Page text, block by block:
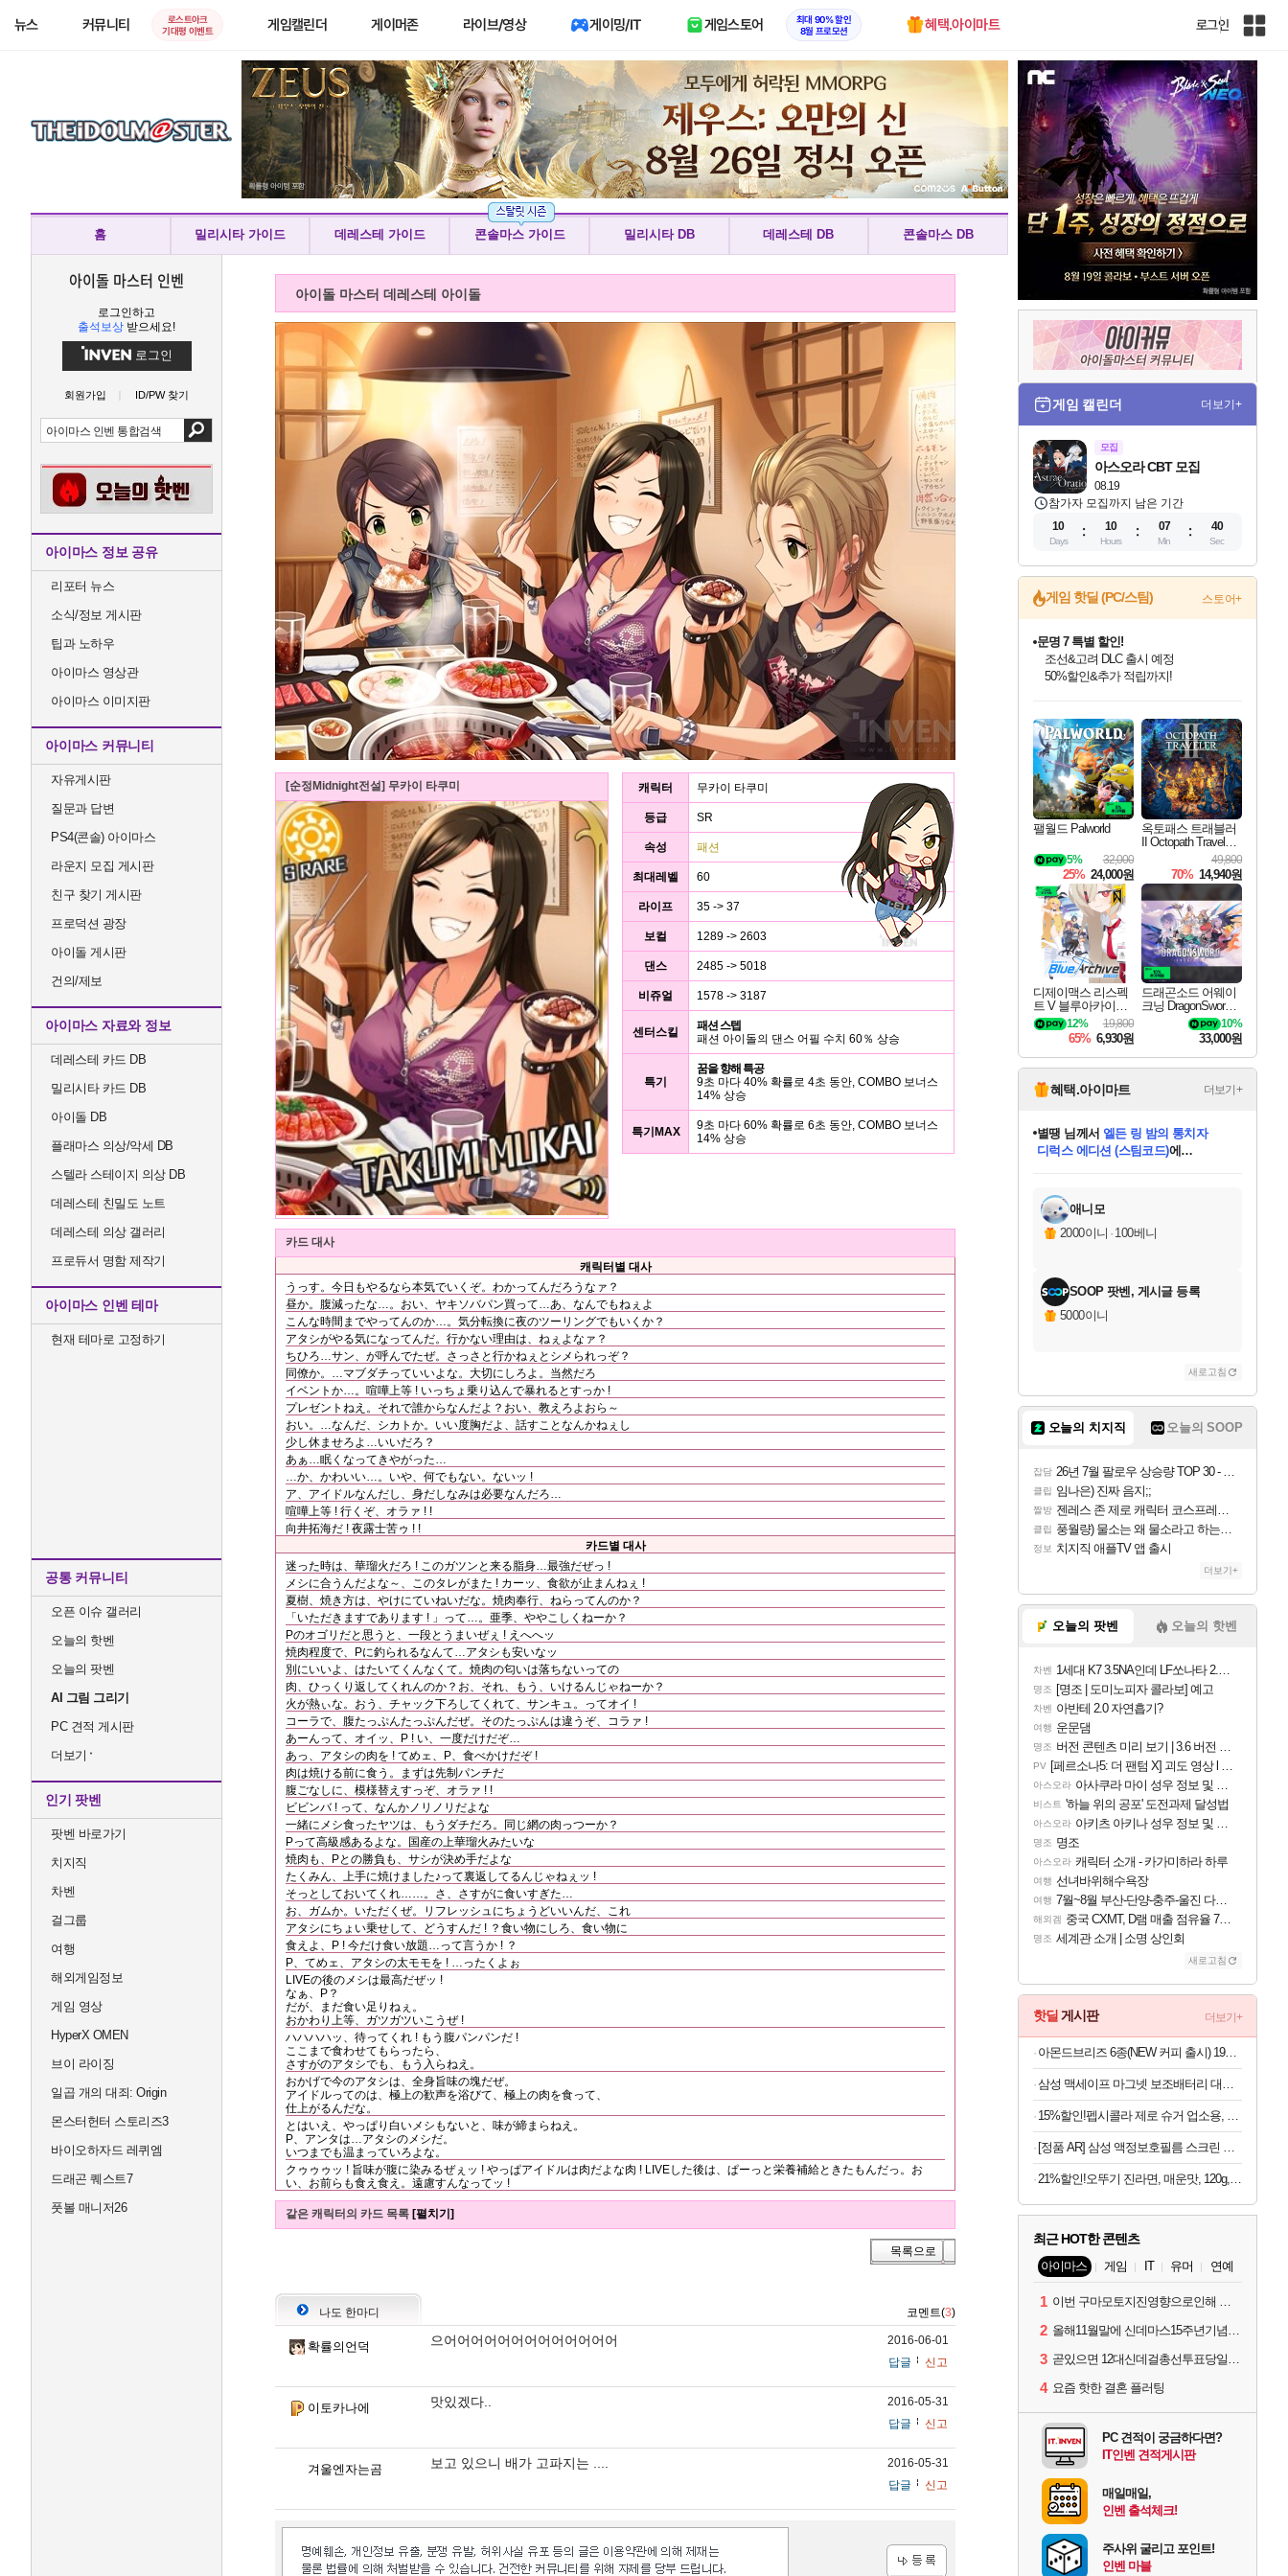
뉴스 커뮤니티
로스트아크
기대평 이벤트
게임캘린더 게이머존 라이브/영상 게이밍/IT 게임스토어
최대 90% 할인
8월 프로모션
혜택.아이마트 로그인
인
전
체
사
홈 밀리시타 가이드 데레스테 가이드 콘솔마스 가이드 밀리시타 DB 데레스테 DB 콘솔마스 DB
아이돌 마스터 인벤
로그인하고
출석보상 받으세요!
로그인
회원가입 ID/PW 찾기
아이마스 정보 공유
리포터 뉴스
소식/정보 게시판
팁과 노하우
아이마스 영상관
아이마스 이미지판
아이마스 커뮤니티
자유게시판
질문과 답변
PS4(콘솔) 아이마스
라운지 모집 게시판
친구 찾기 게시판
프로덕션 광장
아이돌 게시판
건의/제보
아이마스 자료와 정보
데레스테 카드 DB
밀리시타 카드 DB
아이돌 DB
플래마스 의상/악세 DB
스텔라 스테이지 의상 DB
데레스테 친밀도 노트
데레스테 의상 갤러리
프로듀서 명함 제작기
아이마스 인벤 테마
현재 테마로 고정하기
공통 커뮤니티
오픈 이슈 갤러리
오늘의 핫벤
오늘의 팟벤
AI 그림 그리기
PC 견적 게시판
더보기
인기 팟벤
팟벤 바로가기
치지직
차벤
걸그룹
여행
해외게임정보
게임 영상
HyperX OMEN
브이 라이징
일곱 개의 대죄: Origin
몬스터헌터 스토리즈3
바이오하자드 레퀴엠
드래곤 퀘스트7
풋볼 매니저26
아이돌 마스터 데레스테 아이돌
[순정Midnight전설] 무카이 타쿠미 캐릭터 무카이 타쿠미
등급 SR
속성 패션
최대레벨 60
라이프 35 -> 37
보컬 1289 -> 2603
댄스 2485 -> 5018
비쥬얼 1578 -> 3187
센터스킬
패션 스텝
패션 아이돌의 댄스 어필 수치 60％ 상승
특기
꿈을 향해 특공
9초 마다 40% 확률로 4초 동안, COMBO 보너스
14% 상승
특기MAX
9초 마다 60% 확률로 6초 동안, COMBO 보너스
14% 상승
카드 대사
캐릭터별 대사
うっす。今日もやるなら本気でいくぞ。わかってんだろうなァ？
昼か。腹減ったな…。おい、ヤキソバパン買って…あ、なんでもねぇよ
こんな時間までやってんのか…。気分転換に夜のツーリングでもいくか？
アタシがやる気になってんだ。行かない理由は、ねぇよなァ？
ちひろ…サン、が呼んでたぜ。さっさと行かねぇとシメられっぞ？
同僚か。…マブダチっていいよな。大切にしろよ。当然だろ
イベントか…。喧嘩上等 ! いっちょ乗り込んで暴れるとすっか !
プレゼントねえ。それで誰からなんだよ？おい、教えろよおら～
おい。…なんだ、シカトか。いい度胸だよ、話すことなんかねぇし
少し休ませろよ…いいだろ？
あぁ…眠くなってきやがった…
…か、かわいい…。いや、何でもない。ないッ !
ア、アイドルなんだし、身だしなみは必要なんだろ…
喧嘩上等 ! 行くぞ、オラァ ! !
向井拓海だ ! 夜露士苦ゥ ! !
카드별 대사
迷った時は、華瑠火だろ ! このガツンと来る脂身…最強だぜっ !
メシに合うんだよな～、このタレがまた ! カーッ、食欲が止まんねぇ !
夏樹、焼き方は、やけにていねいだな。焼肉奉行、ねらってんのか？
「いただきますであります ! 」って…。亜季、ややこしくねーか？
Pのオゴリだと思うと、一段とうまいぜぇ ! えへへッ
焼肉程度で、Pに釣られるなんて…アタシも安いなッ
別にいいよ、はたいてくんなくて。焼肉の匂いは落ちないっての
肉、ひっくり返してくれんのか？お、それ、もう、いけるんじゃねーか？
火が熱ぃな。おう、チャック下ろしてくれて、サンキュ。ってオイ !
コーラで、腹たっぷんたっぷんだぜ。そのたっぷんは違うぞ、コラァ !
あーんって、オイッ、P ! い、一度だけだぞ…
あっ、アタシの肉を ! てめェ、P、食べかけだぞ !
肉は焼ける前に食う。まずは先制パンチだ
腹ごなしに、模様替えすっぞ、オラァ ! !
ビビンバ ! って、なんかノリノリだよな
一緒にメシ食ったヤツは、もうダチだろ。同じ網の肉っつーか？
Pって高級感あるよな。国産の上華瑠火みたいな
焼肉も、Pとの勝負も、サシが決め手だよな
たくみん、上手に焼けました♪って裏返してるんじゃねぇッ !
そっとしておいてくれ……。さ、さすがに食いすぎた…
お、ガムか。いただくぜ。リフレッシュにちょうどいいんだ、これ
アタシにちょい乗せして、どうすんだ ! ？食い物にしろ、食い物に
食えよ、P ! 今だけ食い放題…って言うか ! ？
P、てめェ、アタシの太モモを ! …ったくよぉ
LIVEの後のメシは最高だぜッ !
なぁ、P？
だが、まだ食い足りねぇ。
おかわり上等、ガツガツいこうぜ !
ハハハハッ、待ってくれ ! もう腹パンパンだ !
ここまで食わせてもらったら、
さすがのアタシでも、もう入らねえ。
おかげで今のアタシは、全身旨味の塊だぜ。
アイドルってのは、極上の歓声を浴びて、極上の肉を食って、
仕上がるんだな。
とはいえ、やっぱり白いメシもないと、味が締まらねえ。
P、アンタは…アタシのメシだ。
いつまでも温まっていろよな。
クゥゥゥッ ! 旨味が腹に染みるぜぇッ ! やっぱアイドルは肉だよな肉 ! LIVEした後は、ぱーっと栄養補給ときたもんだっ。お
い、お前らも食え食え。遠慮すんなってッ !
같은 캐릭터의 카드 목록 [펼치기]
목록으로
나도 한마디 코멘트(3)
확률의언덕 으어어어어어어어어어어어어어
2016-06-01
답글
신고
이토카나에 맛있겠다..
2016-05-31
답글
신고
겨울엔자는곰 보고 있으니 배가 고파지는 ....
2016-05-31
답글
신고
게임 캘린더 더보기+
모집
08.19
아스오라 CBT 모집
참가자 모집까지 남은 기간
10
Days
10
Hours
07
Min
39
Sec
게임 핫딜 (PC/스팀) 스토어+
최대 90% 할인가를 만나보세요!
네이버혜택과 함께 만나보세요!
문명 7 특별 할인!
조선&고려 DLC 출시 예정
50%할인&추가 적립까지!
네이버 포인트 혜택까지!
이니&베니 혜택까지!
네이버 혜택가와 함께 예약하세요!
할인&네이버혜택으로 만나보세요!
네이버페이 혜택과 만나보세요!
40주년 프로모션으로 만나보세요!
할인가에 만나보세요!
일부 에디션 상시 할인!
혜택으로 예약 판매 중
편안하게 충전하세요
팰월드 Palworld
32,000
5%
25% 24,000원
옥토패스 트래블러
II Octopath Traveler I
49,800
70% 14,940원
디제이맥스 리스펙
트 V 블루아카이브
팩 DJMAX RESPE
CT V Blue Archive P
ack DLC
19,800
12%
65% 6,930원
드래곤소드 어웨이
크닝 DragonSword A
10%
33,000원
혜택.아이마트 더보기+
교환.
별땡님께서엘든 링 밤의 통치자
당첨되셨습니다.
니코 님께서 (본편포함) 데이브 더
다이버 인 더 정글 번들 (스팀코드)
당첨되셨습니다.
당첨되셨습니다.
당첨되셨습니다.
당첨되셨습니다.
당첨되셨습니다.
에디션 (스팀코드)
당첨되셨습니다.
애니모
2000이니 · 100베니
SOOP 팟벤, 게시글 등록
5000이니
새로고침
오늘의 치지직 오늘의 SOOP
잡담 26년 7월 팔로우 상승량 TOP 30 - 월간 치지직
클립 임나은) 진짜 음지;;
짤방 젠레스 존 제로 캐릭터 코스프레한 꽁주
클립 풍월량) 물소는 왜 물소라고 하는거야? 아! 그만 ㅋㅋ 알았어 ㅋㅋ
정보 치지직 애플TV 앱 출시
더보기+
오늘의 팟벤 오늘의 핫벤
차벤 1세대 K7 3.5NA인데 LF쏘나타 2.0NA 기변하면 유류비 절약이 얼마나 될까요..?
명조 [명조 | 도미노피자 콜라보] 예고
차벤 아반테 2.0 자연흡기?
여행 운문댐
명조 버전 콘텐츠 미리 보기 | 3.6 버전 「신기루 속 등불 그림자, 속세에 깃든 검의 결심」이 8월 20일에 업데이트됩니다!
PV [페르소나5: 더 팬텀 X] 괴도 영상 l 타카마키 안·댄싱 스타
아스오라 아사쿠라 마이 성우 정보 및 주요 필모
비스트 '하늘 위의 공포' 도전과제 달성법
아스오라 아키츠 아키나 성우 정보 및 주요 필모
명조 명조
아스오라 캐릭터 소개 - 카가미하라 하루
여행 선녀바위해수욕장
여행 7월~8월 부산-단양-충주-울진 다녀왔어요~
해외겜 중국 CXMT, D램 매출 점유율 7%…글로벌 4위로 부상
명조 세계관 소개 | 소명 상인회
새로고침
핫딜 게시판 더보기+
아몬드브리즈 6종(NEW 커피 출시) 190ML/950ML 10팩/24팩/48팩 중 택 1
삼성 맥세이프 마그넷 보조배터리 대용량 초고속충전 (5,000mAh 유선25W 무선15W)
15%할인!펩시콜라 제로 슈거 업소용, 라임향, 500ml, 20개
[정품 AR] 삼성 액정보호필름 스크린 프로텍터 갤럭시S26 울트라, 2매입
21%할인!오뚜기 진라면, 매운맛, 120g, 40개
최근 HOT한 콘텐츠
아이마스 게임 IT 유머 연예
1 이번 구마모토지진영향으로인해 아이돌 커뮤니케이션 매일 게시물이 중단된다고하네요ㅠ
2 올해11월말에 신데마스15주년기념 라이브를 하네요
3 곧있으면 12대신데걸총선투표당일이네요.
4 요즘 핫한 결혼 플러팅
PC 견적이 궁금하다면?
IT인벤 견적게시판
매일매일,
인벤 출석체크!
주사위 굴리고 포인트!
인벤 마블